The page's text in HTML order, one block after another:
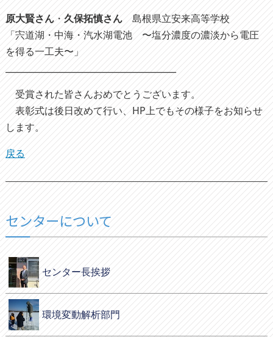
原大賢さん・ 久保拓慎さん 島根県立安来高等学校
「宍道湖・中海・汽水湖電池 〜塩分濃度の濃淡から電圧
を得る一工夫〜」
受賞された皆さんおめでとうございます。
表彰式は後日改めて行い、HP上でもその様子をお知らせ
します。
戻る
センターについて
センター長挨拶
環境変動解析部門